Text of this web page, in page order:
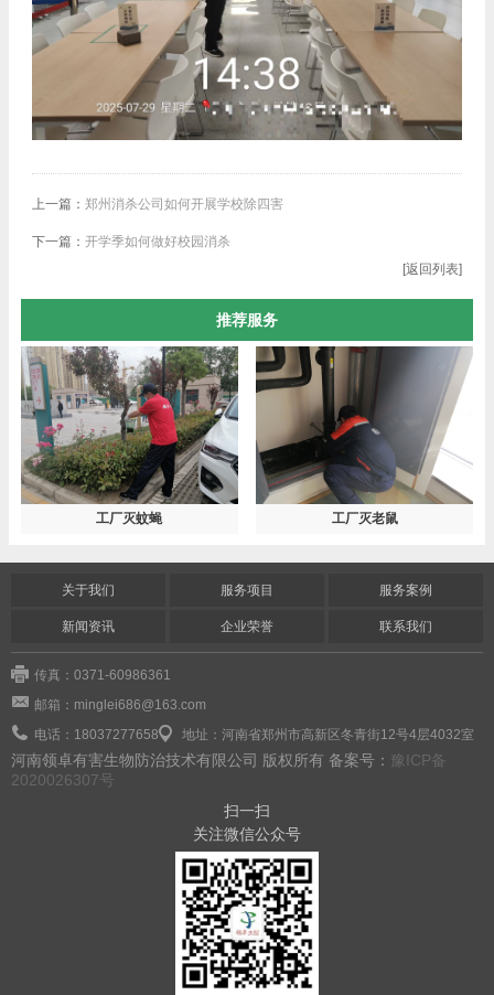
上一篇： 郑州消杀公司如何开展学校除四害
下一篇： 开学季如何做好校园消杀
[返回列表]
推荐服务
工厂灭蚊蝇 工厂灭老鼠
关于我们 服务项目 服务案例
新闻资讯 企业荣誉 联系我们
传真：0371-60986361
邮箱：minglei686@163.com
电话：18037277658
地址：河南省郑州市高新区冬青街12号4层4032室
河南领卓有害生物防治技术有限公司 版权所有 备案号： 豫ICP备
2020026307号
扫一扫
关注微信公众号